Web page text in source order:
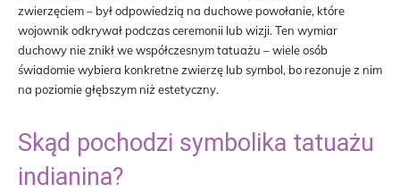
zwierzęciem – był odpowiedzią na duchowe powołanie, które
wojownik odkrywał podczas ceremonii lub wizji. Ten wymiar
duchowy nie znikł we współczesnym tatuażu – wiele osób
świadomie wybiera konkretne zwierzę lub symbol, bo rezonuje z nim
na poziomie głębszym niż estetyczny.
Skąd pochodzi symbolika tatuażu
indianina?